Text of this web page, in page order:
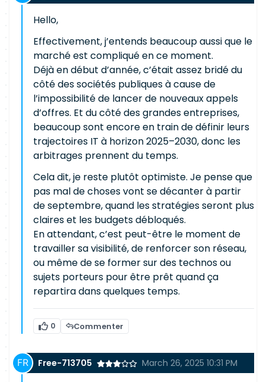
Hello,
Effectivement, j’entends beaucoup aussi que le
marché est compliqué en ce moment.
Déjà en début d’année, c’était assez bridé du
côté des sociétés publiques à cause de
l’impossibilité de lancer de nouveaux appels
d’offres. Et du côté des grandes entreprises,
beaucoup sont encore en train de définir leurs
trajectoires IT à horizon 2025–2030, donc les
arbitrages prennent du temps.
Cela dit, je reste plutôt optimiste. Je pense que
pas mal de choses vont se décanter à partir
de septembre, quand les stratégies seront plus
claires et les budgets débloqués.
En attendant, c’est peut-être le moment de
travailler sa visibilité, de renforcer son réseau,
ou même de se former sur des technos ou
sujets porteurs pour être prêt quand ça
repartira dans quelques temps.
0 Commenter
Free-713705 March 26, 2025 10:31 PM